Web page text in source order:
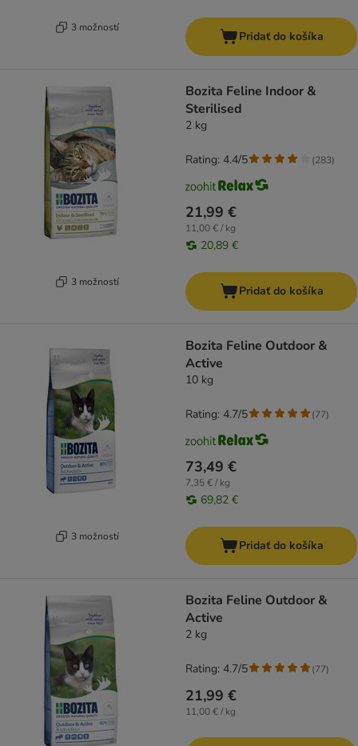
3 možností
Pridať do košíka
3 možností
Bozita Feline Indoor &
Sterilised
2 kg
21,99 €
11,00 € / kg
20,89 €
Rating: 4.4/5 (283)
Pridať do košíka
3 možností
Bozita Feline Outdoor &
Active
10 kg
73,49 €
7,35 € / kg
69,82 €
Rating: 4.7/5 (77)
Pridať do košíka
Bozita Feline Outdoor &
Active
2 kg
21,99 €
11,00 € / kg
Rating: 4.7/5 (77)